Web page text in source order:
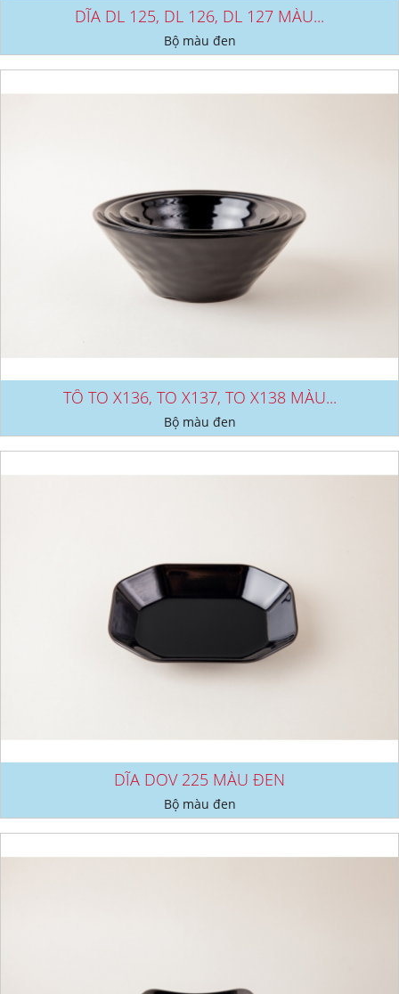
DĨA DL 125, DL 126, DL 127 MÀU...
Bộ màu đen
TÔ TO X136, TO X137, TO X138 MÀU...
Bộ màu đen
DĨA DOV 225 MÀU ĐEN
Bộ màu đen